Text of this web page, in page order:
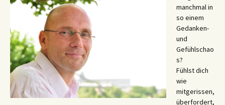
manchmal in
so einem
Gedanken-
und
Gefühlschao
s?
Fühlst dich
wie
mitgerissen,
überfordert,